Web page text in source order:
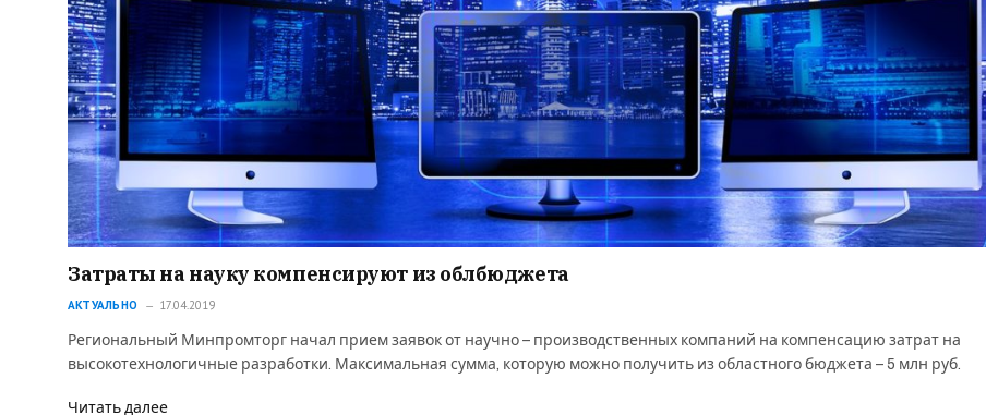
Затраты на науку компенсируют из облбюджета
АКТУАЛЬНО 17.04.2019
Региональный Минпромторг начал прием заявок от научно – производственных компаний на компенсацию затрат на
высокотехнологичные разработки. Максимальная сумма, которую можно получить из областного бюджета – 5 млн руб.
Читать далее